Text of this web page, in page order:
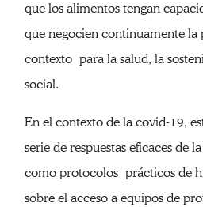
que los alimentos tengan
que negocien continuamente la
contexto para la salud, la
social.
En el contexto de la covid-19,
serie de respuestas eficaces de
como protocolos prácticos de
sobre el acceso a equipos de